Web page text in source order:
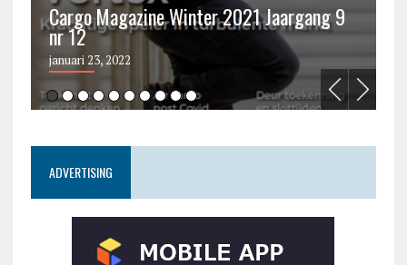
Cargo Magazine Winter 2021 Jaargang 9
nr 12
januari 23, 2022
ADVERTISING